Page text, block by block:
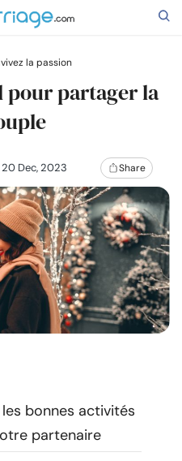
la passion
pour partager la
20 Dec, 2023 Share
bonnes activités
partenaire